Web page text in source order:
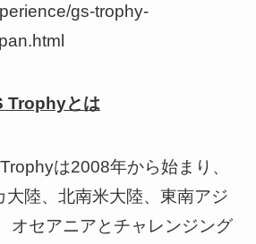
gs-trophy-
Trophyとは
は2008年から始まり、
大陸、北南米大陸、東南アジ
オセアニアとチャレンジング